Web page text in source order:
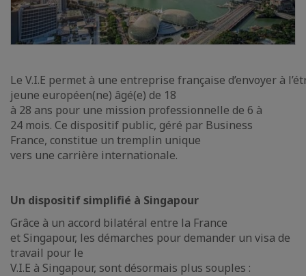
Le V.I.E permet à une entreprise française d’envoyer à
jeune européen(ne) âgé(e) de 18
à 28 ans pour une mission professionnelle de 6 à
24 mois. Ce dispositif public, géré par Business
France, constitue un tremplin unique
vers une carrière internationale.
Un dispositif simplifié à Singapour
Grâce à un accord bilatéral entre la France
et Singapour, les démarches pour demander un visa de
travail pour le
V.I.E à Singapour, sont désormais plus souples :